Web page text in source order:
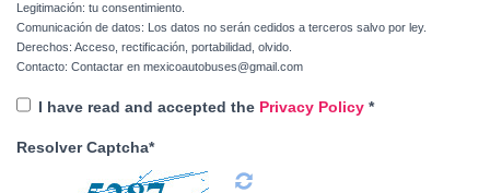
Legitimación: tu consentimiento.
Comunicación de datos: Los datos no serán cedidos a terceros salvo por ley.
Derechos: Acceso, rectificación, portabilidad, olvido.
Contacto: Contactar en mexicoautobuses@gmail.com
I have read and accepted the Privacy Policy *
Resolver Captcha*